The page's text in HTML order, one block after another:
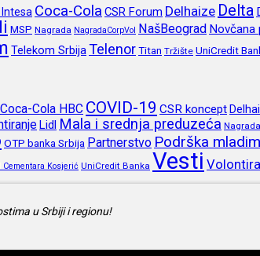
Coca-Cola CSR Forum Delhaize Delta
MSP Nagrada NagradaCorpVol NašBeograd Novčana
Telekom SrbijaTelenorTitan Tržište UniCredit
Coca-Cola HBC COVID-19 CSR koncept
Lidl Mala i srednja preduzeća
OTP banka Srbija Partnerstvo Podrška
Cementara Kosjerić UniCredit Banka Vesti
u Srbiji i regionu!